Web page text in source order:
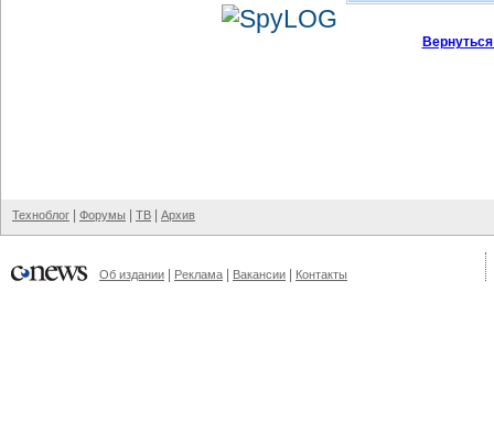
Техноблог Форумы ТВ Архив
Об издании Реклама Вакансии Контакты